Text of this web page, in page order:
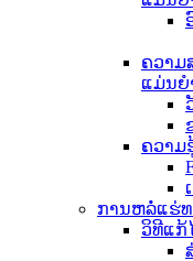
ຄວາມ
ແມ່ນຍໍ
ຄວາມ
ການຫລໍ່ແຮ່
ວິທີແກ້